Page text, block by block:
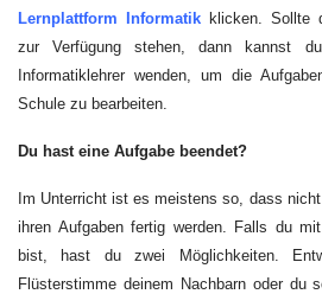
Lernplattform Informatik klicken. Sollte
zur Verfügung stehen, dann kannst
Informatiklehrer wenden, um die
Schule zu bearbeiten.
Du hast eine Aufgabe beendet?
Im Unterricht ist es meistens so, dass
ihren Aufgaben fertig werden. Falls du
bist, hast du zwei Möglichkeiten.
Flüsterstimme deinem Nachbarn oder du